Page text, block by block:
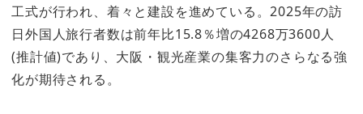
工式が行われ、着々と建設を進めている。2025年の訪
日外国人旅行者数は前年比15.8％増の4268万3600人
(推計値)であり、大阪・観光産業の集客力のさらなる強
化が期待される。